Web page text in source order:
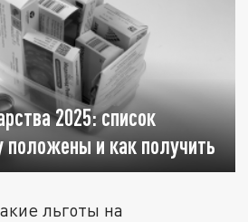
2025: список
положены и как получить
льготы на